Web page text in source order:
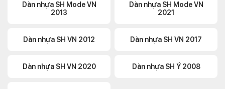
Dàn nhựa SH Mode VN
2013
Dàn nhựa SH Mode VN
2021
Dàn nhựa SH VN 2012 Dàn nhựa SH VN 2017
Dàn nhựa SH VN 2020 Dàn nhựa SH Ý 2008